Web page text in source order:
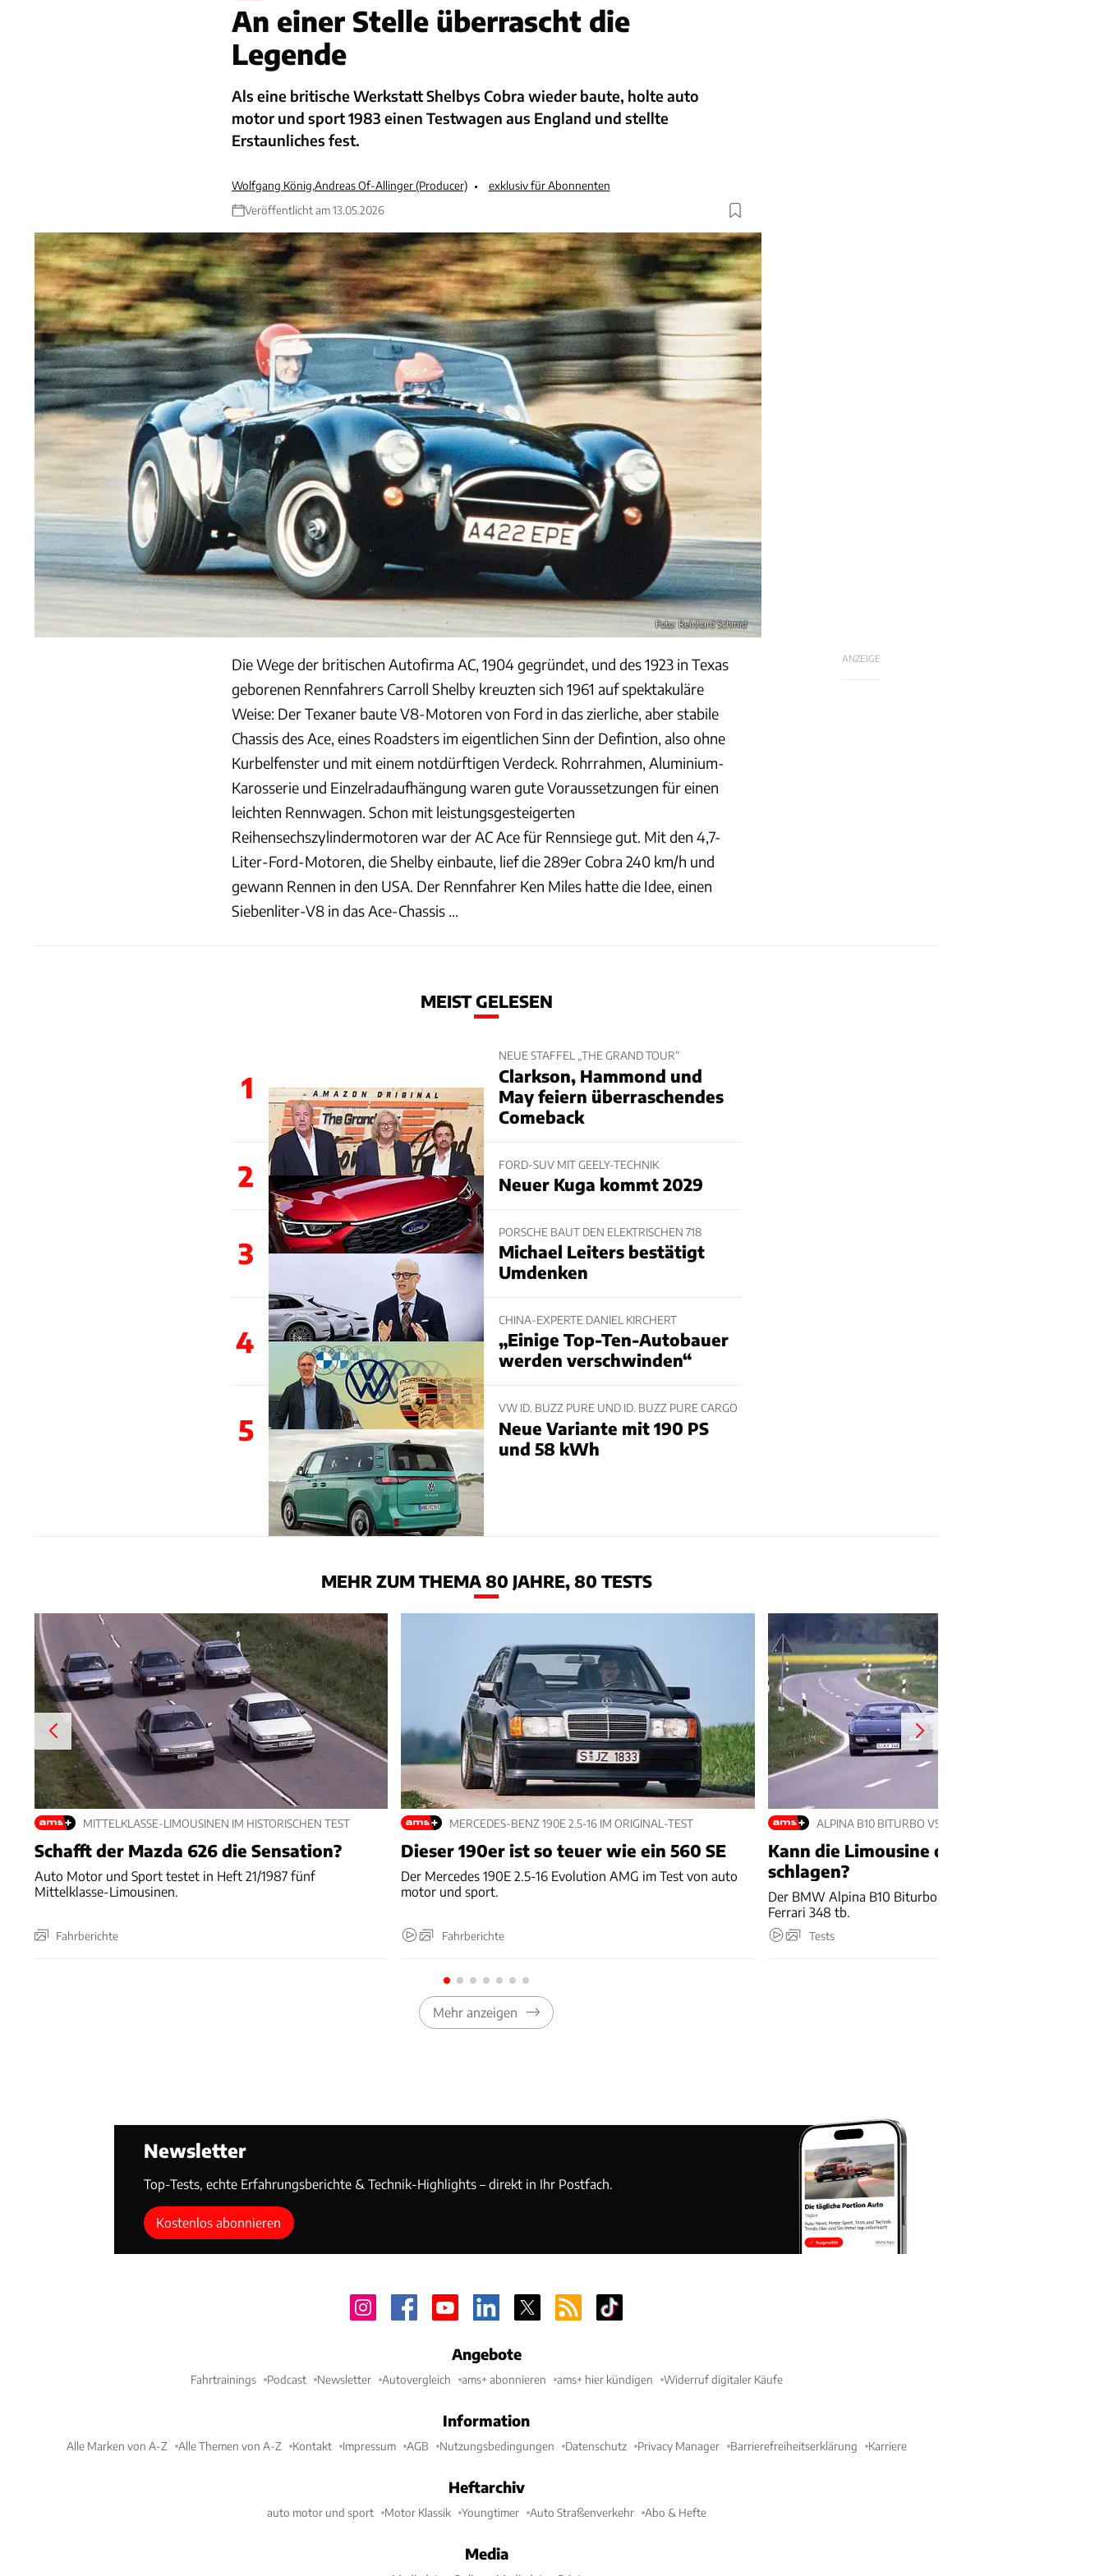
An einer Stelle überrascht die
Legende
Als eine britische Werkstatt Shelbys Cobra wieder baute, holte auto
motor und sport 1983 einen Testwagen aus England und stellte
Erstaunliches fest.
Wolfgang König,Andreas Of-Allinger (Producer)
exklusiv für Abonnenten
Veröffentlicht am 13.05.2026
Foto: Reinhard Schmid
ANZEIGE
Die Wege der britischen Autofirma AC, 1904 gegründet, und des 1923 in Texas
geborenen Rennfahrers Carroll Shelby kreuzten sich 1961 auf spektakuläre
Weise: Der Texaner baute V8-Motoren von Ford in das zierliche, aber stabile
Chassis des Ace, eines Roadsters im eigentlichen Sinn der Defintion, also ohne
Kurbelfenster und mit einem notdürftigen Verdeck. Rohrrahmen, Aluminium-
Karosserie und Einzelradaufhängung waren gute Voraussetzungen für einen
leichten Rennwagen. Schon mit leistungsgesteigerten
Reihensechszylindermotoren war der AC Ace für Rennsiege gut. Mit den 4,7-
Liter-Ford-Motoren, die Shelby einbaute, lief die 289er Cobra 240 km/h und
gewann Rennen in den USA. Der Rennfahrer Ken Miles hatte die Idee, einen
Siebenliter-V8 in das Ace-Chassis ...
MEIST GELESEN
1
NEUE STAFFEL „THE GRAND TOUR“
Clarkson, Hammond und
May feiern überraschendes
Comeback
2 FORD-SUV MIT GEELY-TECHNIK
Neuer Kuga kommt 2029
3
PORSCHE BAUT DEN ELEKTRISCHEN 718
Michael Leiters bestätigt
Umdenken
4
CHINA-EXPERTE DANIEL KIRCHERT
„Einige Top-Ten-Autobauer
werden verschwinden“
5
VW ID. BUZZ PURE UND ID. BUZZ PURE CARGO
Neue Variante mit 190 PS
und 58 kWh
MEHR ZUM THEMA 80 JAHRE, 80 TESTS
MITTELKLASSE-LIMOUSINEN IM HISTORISCHEN TEST
Schafft der Mazda 626 die Sensation?
Auto Motor und Sport testet in Heft 21/1987 fünf
Mittelklasse-Limousinen.
Fahrberichte
MERCEDES-BENZ 190E 2.5-16 IM ORIGINAL-TEST
Dieser 190er ist so teuer wie ein 560 SE
Der Mercedes 190E 2.5-16 Evolution AMG im Test von auto
motor und sport.
Fahrberichte
ALPINA B10 BITURBO VS. FERRARI 348 TB (1990)
Kann die Limousine den Sportwagen
schlagen?
Der BMW Alpina B10 Biturbo trifft 1990 im Duell auf den
Ferrari 348 tb.
Tests
Mehr anzeigen
Newsletter
Top-Tests, echte Erfahrungsberichte & Technik-Highlights – direkt in Ihr Postfach.
Kostenlos abonnieren
Angebote
Fahrtrainings Podcast Newsletter Autovergleich ams+ abonnieren ams+ hier kündigen Widerruf digitaler Käufe
Information
Alle Marken von A-Z Alle Themen von A-Z Kontakt Impressum AGB Nutzungsbedingungen Datenschutz Privacy Manager Barrierefreiheitserklärung Karriere
Heftarchiv
auto motor und sport Motor Klassik Youngtimer Auto Straßenverkehr Abo & Hefte
Media